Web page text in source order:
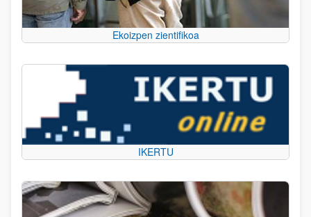
Ekoizpen zientifikoa
IKERTU